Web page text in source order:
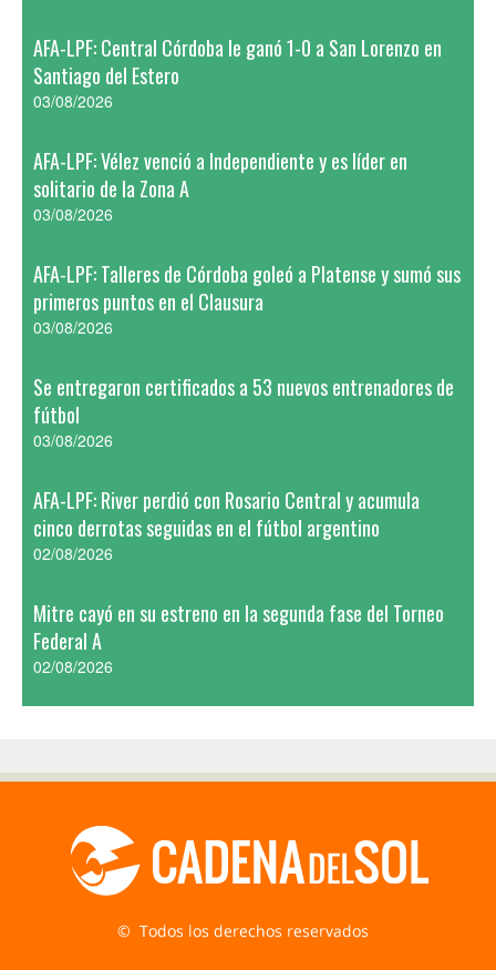
AFA-LPF: Central Córdoba le ganó 1-0 a San Lorenzo en
Santiago del Estero
03/08/2026
AFA-LPF: Vélez venció a Independiente y es líder en
solitario de la Zona A
03/08/2026
AFA-LPF: Talleres de Córdoba goleó a Platense y sumó sus
primeros puntos en el Clausura
03/08/2026
Se entregaron certificados a 53 nuevos entrenadores de
fútbol
03/08/2026
AFA-LPF: River perdió con Rosario Central y acumula
cinco derrotas seguidas en el fútbol argentino
02/08/2026
Mitre cayó en su estreno en la segunda fase del Torneo
Federal A
02/08/2026